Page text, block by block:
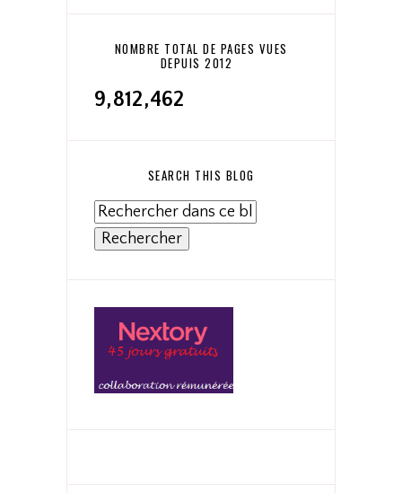
NOMBRE TOTAL DE PAGES VUES
DEPUIS 2012
9,812,462
SEARCH THIS BLOG